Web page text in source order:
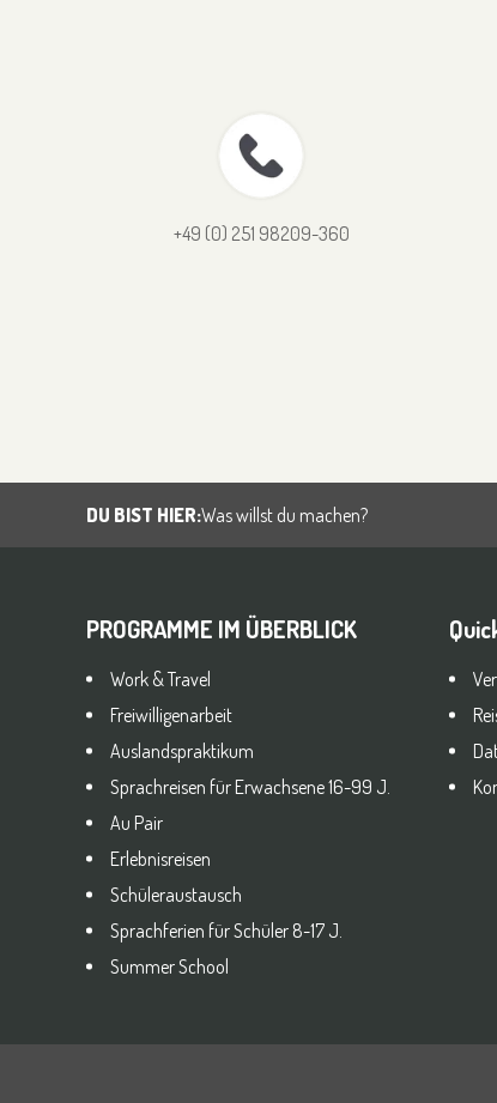
+49 (0) 251 98209-360
DU BIST HIER:Was willst du machen?
PROGRAMME IM ÜBERBLICK
Work & Travel
Freiwilligenarbeit
Auslandspraktikum
Sprachreisen für Erwachsene 16-99 J.
Au Pair
Erlebnisreisen
Schüleraustausch
Sprachferien für Schüler 8-17 J.
Summer School